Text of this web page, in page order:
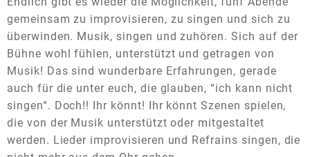
gemeinsam zu improvisieren, zu singen und sich zu
überwinden. Musik, singen und zuhören. Sich auf der
Bühne wohl fühlen, unterstützt und getragen von
Musik! Das sind wunderbare Erfahrungen, gerade
auch für die unter euch, die glauben, “ich kann nicht
singen“. Doch!! Ihr könnt! Ihr könnt Szenen spielen,
die von der Musik unterstützt oder mitgestaltet
werden. Lieder improvisieren und Refrains singen, die